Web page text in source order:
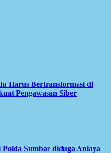
Harus Bertransformasi di
Pengawasan Siber
Sumbar diduga Aniaya